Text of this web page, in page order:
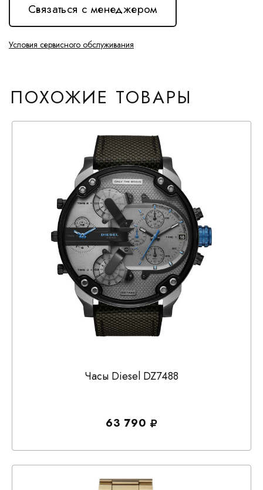
Связаться с менеджером
Условия сервисного обслуживания
ПОХОЖИЕ ТОВАРЫ
Часы Diesel DZ7488
63 790